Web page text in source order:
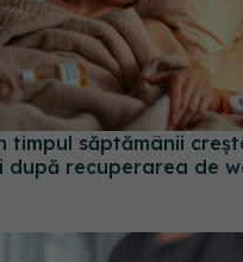
timpul săptămânii
după recuperarea de